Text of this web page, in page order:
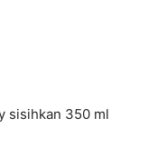
sisihkan 350 ml